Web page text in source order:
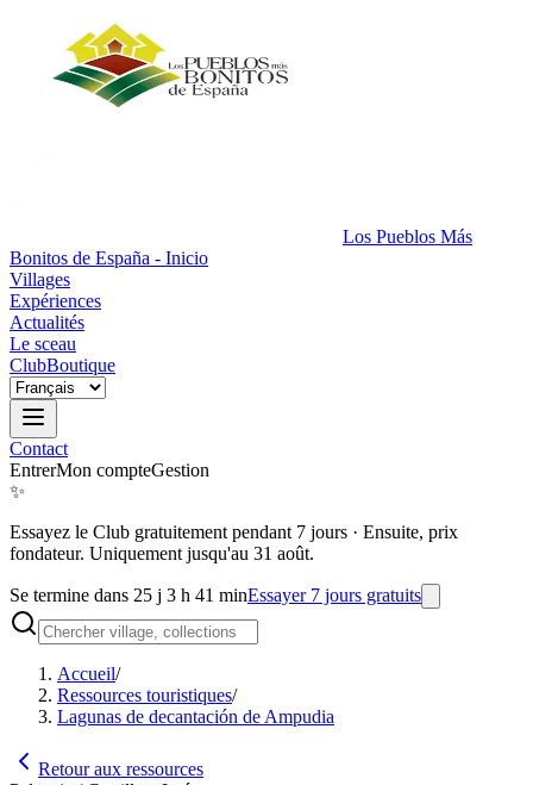
Los Pueblos Más
Bonitos de España - Inicio
Villages
Expériences
Actualités
Le sceau
ClubBoutique
Contact
EntrerMon compteGestion
✨
Essayez le Club gratuitement pendant 7 jours · Ensuite, prix
fondateur. Uniquement jusqu'au 31 août.
Se termine dans 25 j 3 h 41 minEssayer 7 jours gratuits
Accueil/
Ressources touristiques/
Lagunas de decantación de Ampudia
Retour aux ressources